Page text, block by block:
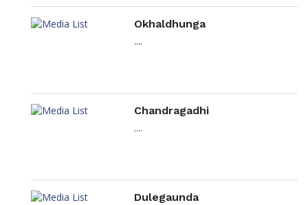
Okhaldhunga
....
Chandragadhi
....
Dulegaunda